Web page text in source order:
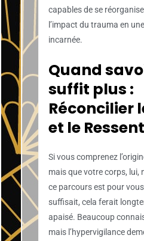
capables de se
l’impact du trauma en
incarnée.
Quand
suffit plus :
Réconcilier
et le
Si vous comprenez
mais que votre corps, lui,
ce parcours est pour
suffisait, cela ferait
apaisé. Beaucoup
mais l’hypervigilance